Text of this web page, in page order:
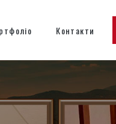
Контакти